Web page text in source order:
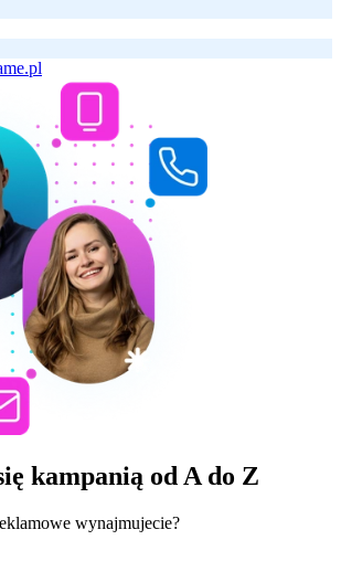
kampanią od A do Z
wynajmujecie?